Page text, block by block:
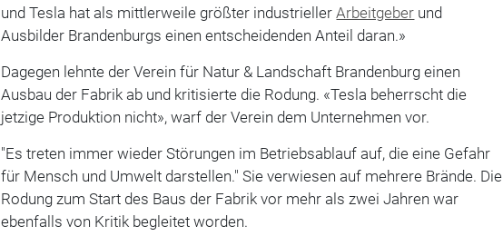
und Tesla hat als mittlerweile größter industriellerArbeitgeber und
Ausbilder Brandenburgs einen entscheidenden Anteil daran.»
Dagegen lehnte der Verein für Natur & Landschaft Brandenburg einen
Ausbau der Fabrik ab und kritisierte die Rodung. «Tesla beherrscht die
jetzige Produktion nicht», warf der Verein dem Unternehmen vor.
"Es treten immer wieder Störungen im Betriebsablauf auf, die eine Gefahr
für Mensch und Umwelt darstellen." Sie verwiesen auf mehrere Brände. Die
Rodung zum Start des Baus der Fabrik vor mehr als zwei Jahren war
ebenfalls von Kritik begleitet worden.